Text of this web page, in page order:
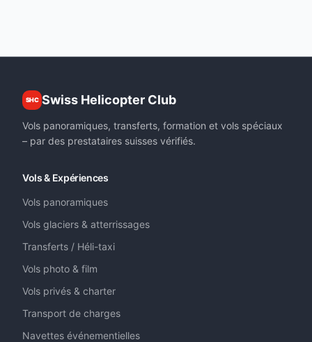
SHC Swiss Helicopter Club
Vols panoramiques, transferts, formation et vols spéciaux
– par des prestataires suisses vérifiés.
Vols & Expériences
Vols panoramiques
Vols glaciers & atterrissages
Transferts / Héli-taxi
Vols photo & film
Vols privés & charter
Transport de charges
Navettes événementielles